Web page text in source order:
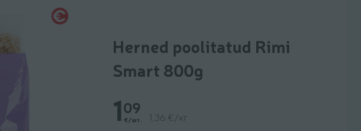
Herned poolitatud Rimi
Smart 800g
109
€/шт. 1,36 €/кг